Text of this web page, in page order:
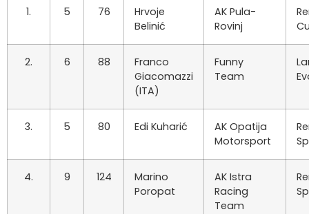
1. 5 76
Hrvoje
Belinić
AK Pula-
Rovinj
2. 6 88
Franco
Giacomazzi
(ITA)
Funny
Team
3. 5 80 Edi Kuharić
AK Opatija
Motorsport
4. 9 124
Marino
Poropat
AK Istra
Racing
Team